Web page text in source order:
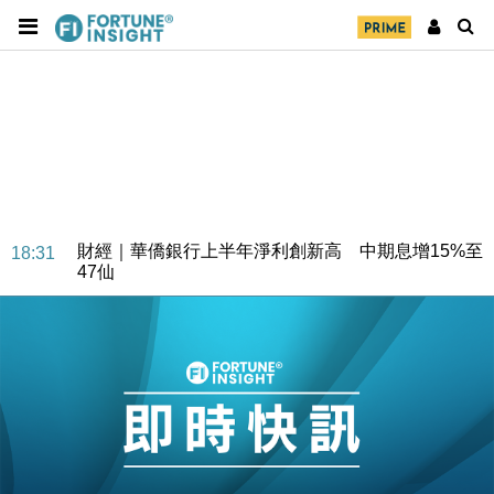
18:31
財經｜華僑銀行上半年淨利創新高 中期息增15%至
47仙
財經｜滙豐上調香港今年GDP預測至4.5% 看好貿易
及消費表現
本地｜假冒內地執法人員要求交「保證金」 43歲女子
損失近6900萬元
財經｜日經失守6.5萬點後回穩 全周仍升近2%
15:47
財經｜恒隆10月換帥 玩具「反」斗城亞洲CEO蔡德